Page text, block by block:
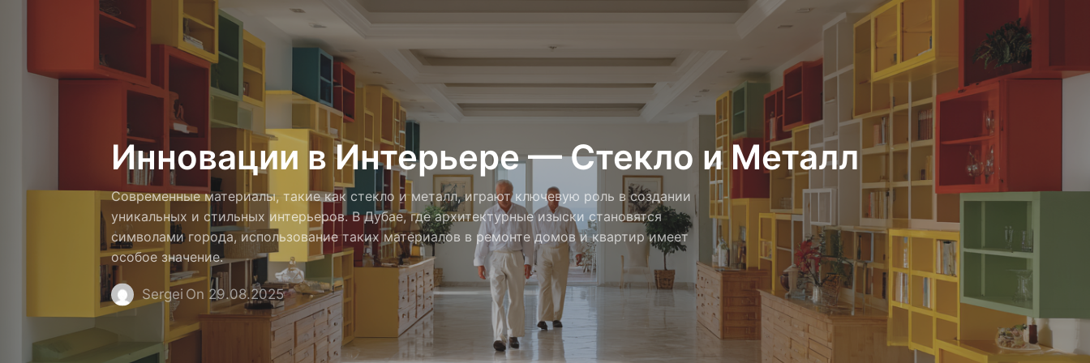
Инновации в Интерьере — Стекло и Металл
Современные материалы, такие как стекло и металл, играют ключевую роль в создании
уникальных и стильных интерьеров. В Дубае, где архитектурные изыски становятся
символами города, использование таких материалов в ремонте домов и квартир имеет
особое значение.
Sergei On 29.08.2025